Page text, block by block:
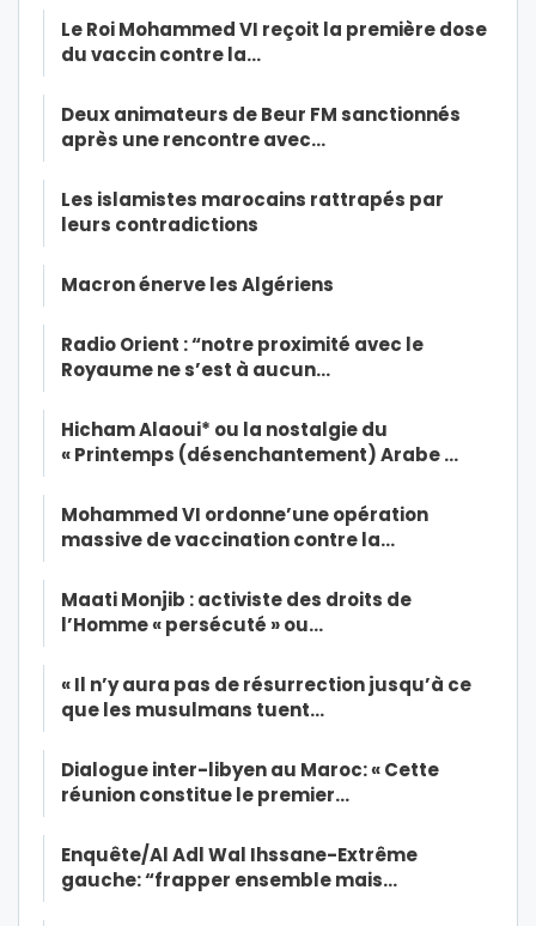
Le Roi Mohammed VI reçoit la première dose
du vaccin contre la…
Deux animateurs de Beur FM sanctionnés
après une rencontre avec…
Les islamistes marocains rattrapés par
leurs contradictions
Macron énerve les Algériens
Radio Orient : “notre proximité avec le
Royaume ne s’est à aucun…
Hicham Alaoui* ou la nostalgie du
« Printemps (désenchantement) Arabe …
Mohammed VI ordonne’une opération
massive de vaccination contre la…
Maati Monjib : activiste des droits de
l’Homme « persécuté » ou…
« Il n’y aura pas de résurrection jusqu’à ce
que les musulmans tuent…
Dialogue inter-libyen au Maroc: « Cette
réunion constitue le premier…
Enquête/Al Adl Wal Ihssane-Extrême
gauche: “frapper ensemble mais…